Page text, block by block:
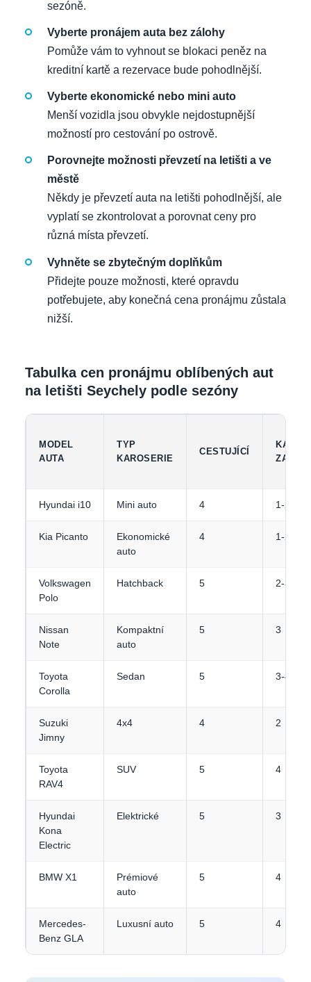
sezóně.
Vyberte pronájem auta bez zálohy
Pomůže vám to vyhnout se blokaci peněz na
kreditní kartě a rezervace bude pohodlnější.
Vyberte ekonomické nebo mini auto
Menší vozidla jsou obvykle nejdostupnější
možností pro cestování po ostrově.
Porovnejte možnosti převzetí na letišti a ve
městě
Někdy je převzetí auta na letišti pohodlnější, ale
vyplatí se zkontrolovat a porovnat ceny pro
různá místa převzetí.
Vyhněte se zbytečným doplňkům
Přidejte pouze možnosti, které opravdu
potřebujete, aby konečná cena pronájmu zůstala
nižší.
Tabulka cen pronájmu oblíbených aut
na letišti Seychely podle sezóny
MODEL
AUTA
TYP
KAROSERIE
CESTUJÍCÍ
Hyundai i10 Mini auto 4 1-2
Kia Picanto
Ekonomické
auto
4 1-2
Volkswagen
Polo
Hatchback 5 2-3
Nissan
Note
Kompaktní
auto
5 3
Toyota
Corolla
Sedan 5 3-4
Suzuki
Jimny
4x4 4 2
Toyota
RAV4
SUV 5 4
Hyundai
Kona
Electric
Elektrické 5 3
BMW X1
Prémiové
auto
5 4
Mercedes-
Benz GLA
Luxusní auto 5 4